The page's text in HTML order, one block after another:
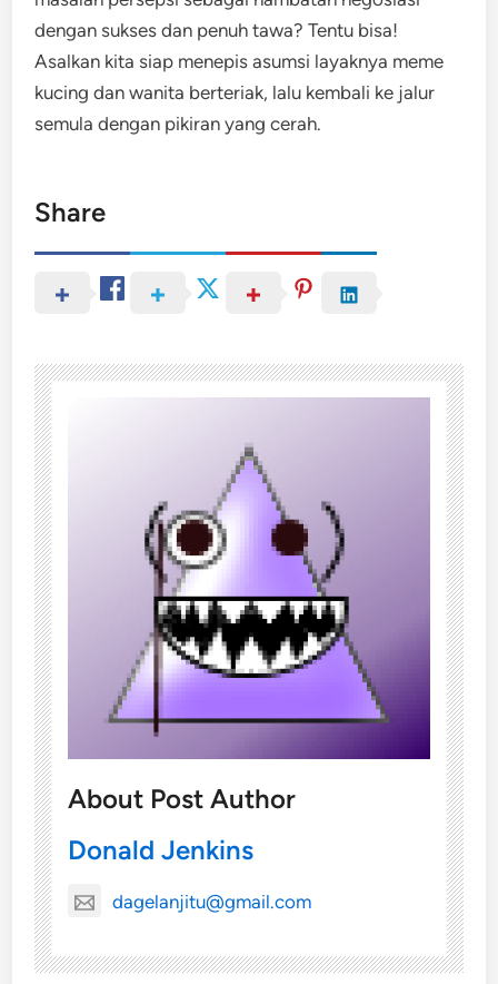
dengan sukses dan penuh tawa? Tentu bisa!
Asalkan kita siap menepis asumsi layaknya meme
kucing dan wanita berteriak, lalu kembali ke jalur
semula dengan pikiran yang cerah.
Share
About Post Author
Donald Jenkins
dagelanjitu@gmail.com